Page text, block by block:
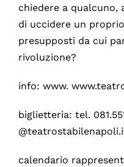
chiedere a qualcuno,
di uccidere un
presupposti da cui
rivoluzione?
info: www.
biglietteria: tel.
calendario